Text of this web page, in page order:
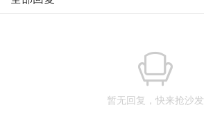
暂无回复，快来抢沙发